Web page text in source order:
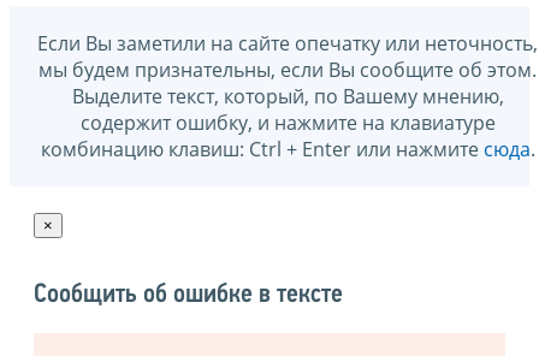
Если Вы заметили на сайте опечатку или неточность,
мы будем признательны, если Вы сообщите об этом.
Выделите текст, который, по Вашему мнению,
содержит ошибку, и нажмите на клавиатуре
комбинацию клавиш: Ctrl + Enter или нажмите сюда.
×
Сообщить об ошибке в тексте